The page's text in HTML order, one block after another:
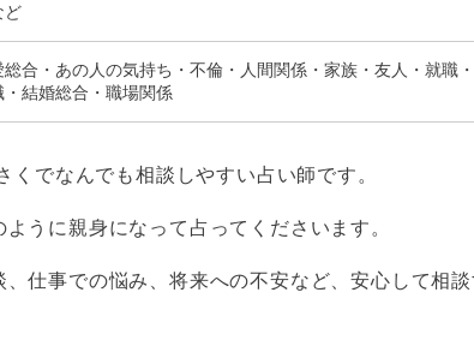
ど
総合・あの人の気持ち・不倫・人間関係・家族・友人・就職・
・結婚総合・職場関係
くでなんでも相談しやすい占い師です。
うに親身になって占ってくださいます。
仕事での悩み、将来への不安など、安心して相談